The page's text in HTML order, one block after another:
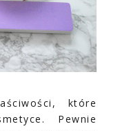
które
Pewnie